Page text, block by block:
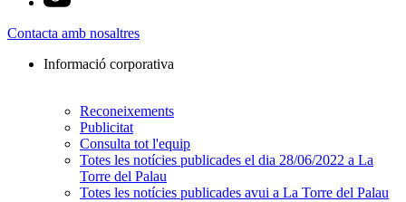
Contacta amb nosaltres
Informació corporativa
Reconeixements
Publicitat
Consulta tot l'equip
Totes les notícies publicades el dia 28/06/2022 a La
Torre del Palau
Totes les notícies publicades avui a La Torre del Palau